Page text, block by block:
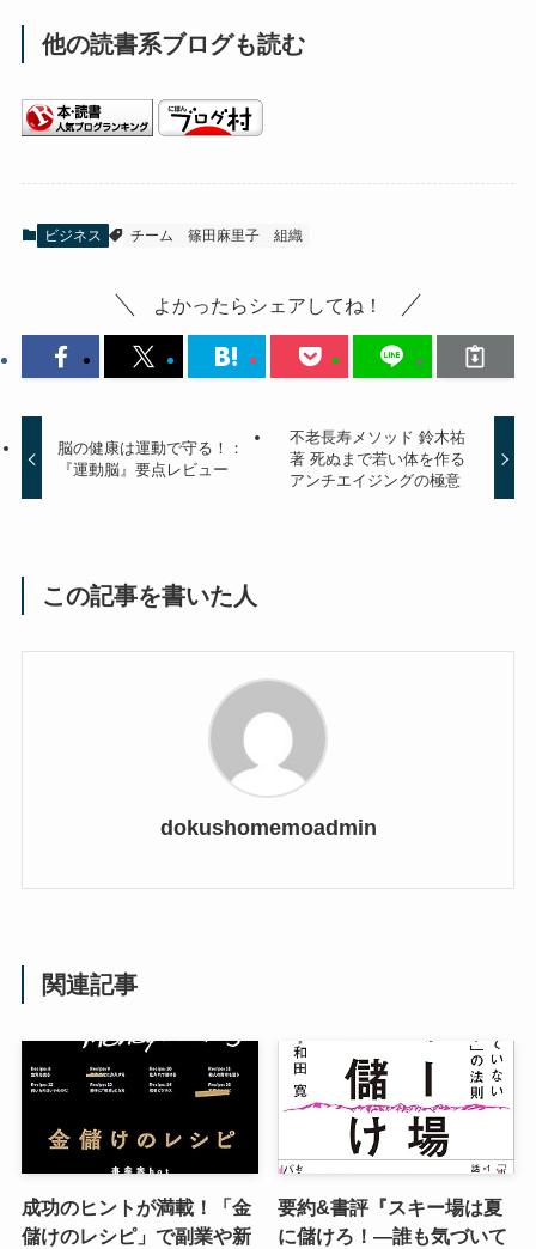
他の読書系ブログも読む
ビジネス チーム 篠田麻里子 組織
よかったらシェアしてね！
脳の健康は運動で守る！：
『運動脳』要点レビュー
不老長寿メソッド 鈴木祐
著 死ぬまで若い体を作る
アンチエイジングの極意
この記事を書いた人
dokushomemoadmin
関連記事
成功のヒントが満載！「金
儲けのレシピ」で副業や新
要約&書評『スキー場は夏
に儲けろ！―誰も気づいて